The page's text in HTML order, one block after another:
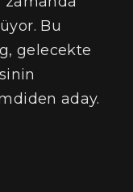
Bu
gelecekte
aday.